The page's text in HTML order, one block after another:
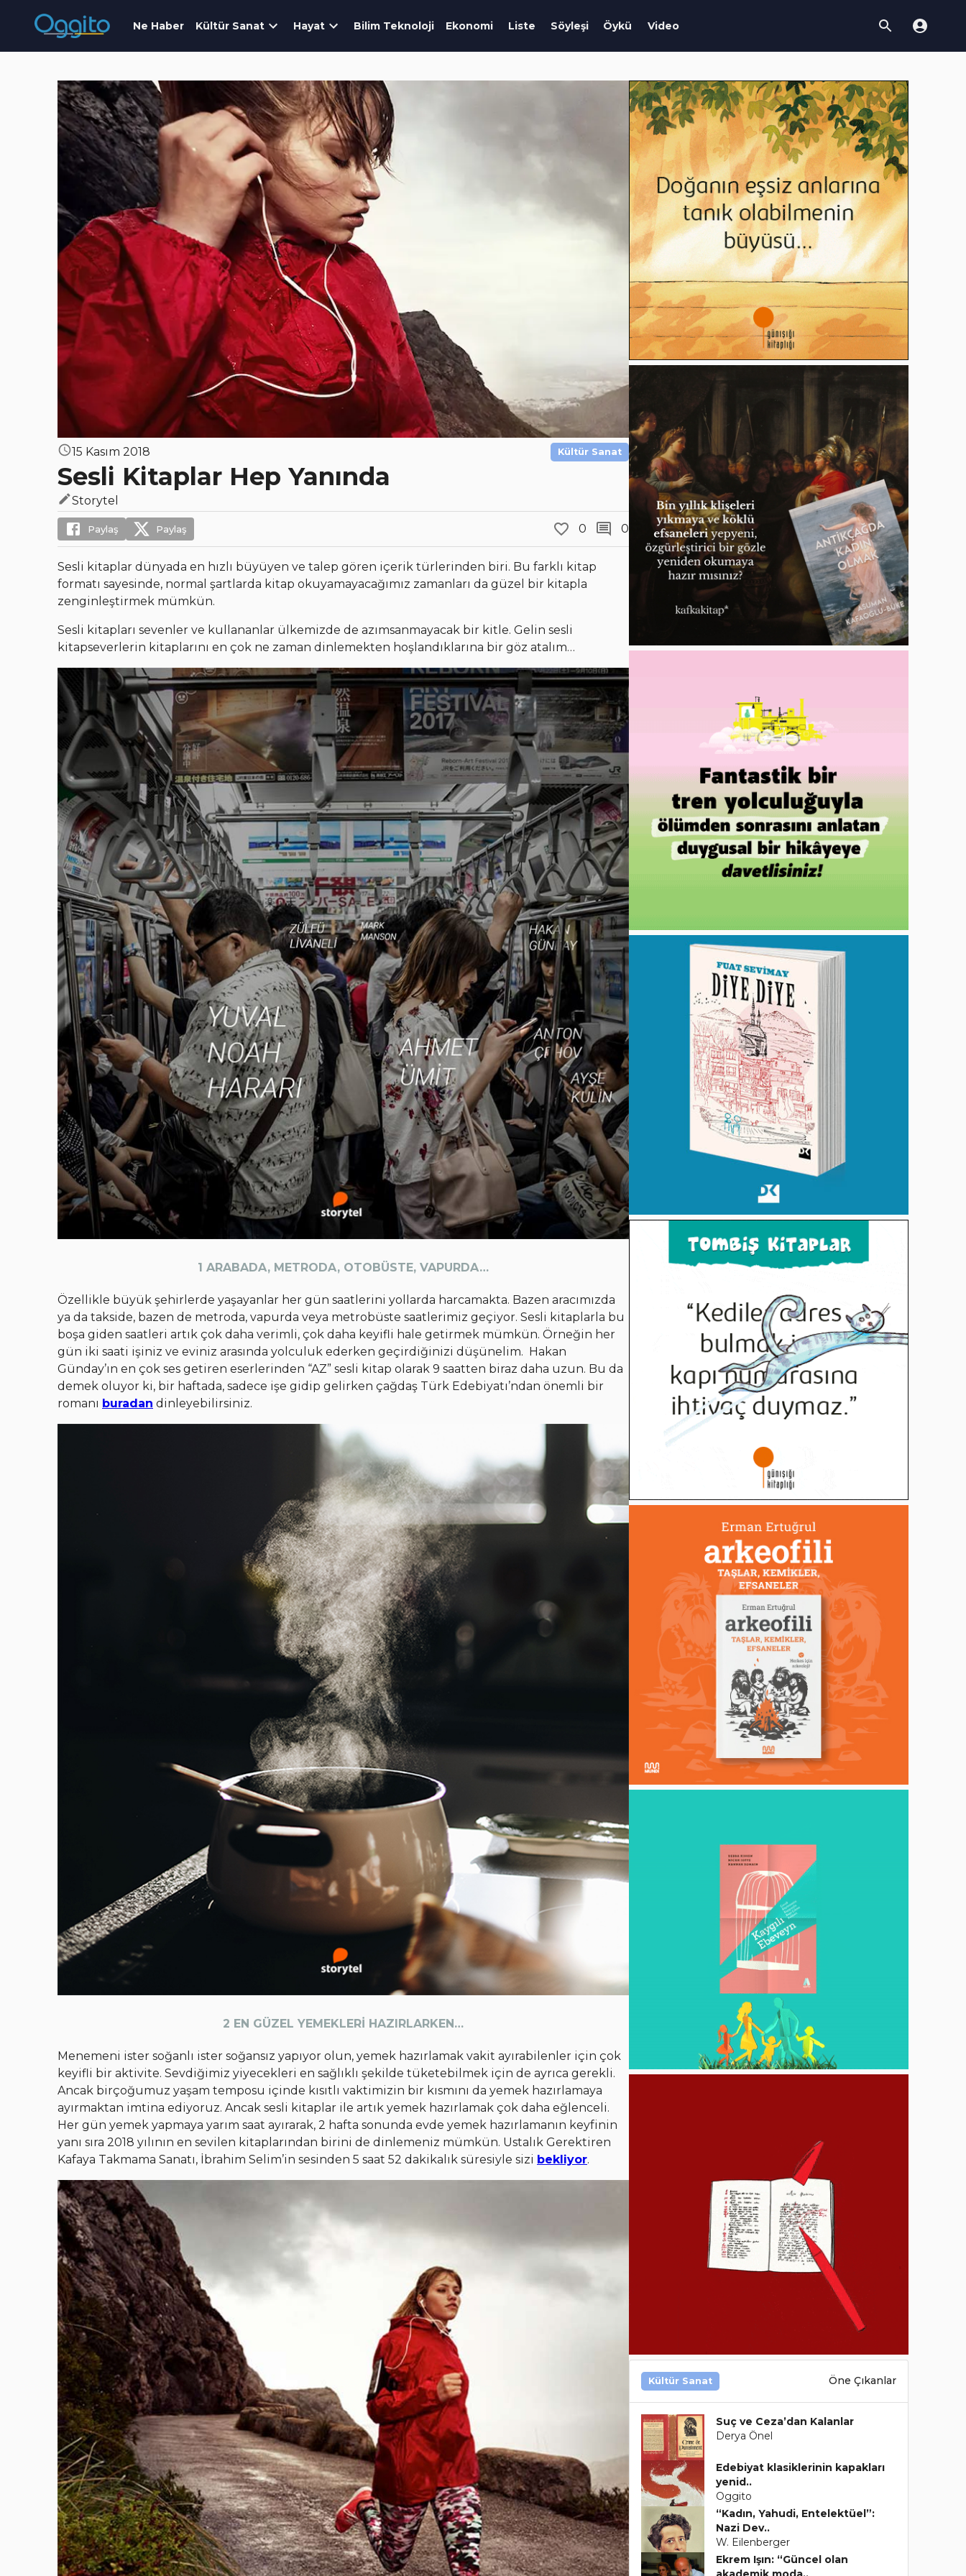
Ne Haber Kültür Sanat Hayat Bilim Teknoloji Ekonomi Liste Söyleşi Öykü Video
15 Kasım 2018 Kültür Sanat
Sesli Kitaplar Hep Yanında
Storytel
Paylaş Paylaş 0 0
Sesli kitaplar dünyada en hızlı büyüyen ve talep gören içerik türlerinden biri. Bu farklı kitap
formatı sayesinde, normal şartlarda kitap okuyamayacağımız zamanları da güzel bir kitapla
zenginleştirmek mümkün.
Sesli kitapları sevenler ve kullananlar ülkemizde de azımsanmayacak bir kitle. Gelin sesli
kitapseverlerin kitaplarını en çok ne zaman dinlemekten hoşlandıklarına bir göz atalım…
1 ARABADA, METRODA, OTOBÜSTE, VAPURDA…
Özellikle büyük şehirlerde yaşayanlar her gün saatlerini yollarda harcamakta. Bazen aracımızda
ya da takside, bazen de metroda, vapurda veya metrobüste saatlerimiz geçiyor. Sesli kitaplarla bu
boşa giden saatleri artık çok daha verimli, çok daha keyifli hale getirmek mümkün. Örneğin her
gün iki saati işiniz ve eviniz arasında yolculuk ederken geçirdiğinizi düşünelim. Hakan
Günday’ın en çok ses getiren eserlerinden “AZ” sesli kitap olarak 9 saatten biraz daha uzun. Bu da
demek oluyor ki, bir haftada, sadece işe gidip gelirken çağdaş Türk Edebiyatı’ndan önemli bir
romanı buradan dinleyebilirsiniz.
2 EN GÜZEL YEMEKLERİ HAZIRLARKEN…
Menemeni ister soğanlı ister soğansız yapıyor olun, yemek hazırlamak vakit ayırabilenler için çok
keyifli bir aktivite. Sevdiğimiz yiyecekleri en sağlıklı şekilde tüketebilmek için de ayrıca gerekli.
Ancak birçoğumuz yaşam temposu içinde kısıtlı vaktimizin bir kısmını da yemek hazırlamaya
ayırmaktan imtina ediyoruz. Ancak sesli kitaplar ile artık yemek hazırlamak çok daha eğlenceli.
Her gün yemek yapmaya yarım saat ayırarak, 2 hafta sonunda evde yemek hazırlamanın keyfinin
yanı sıra 2018 yılının en sevilen kitaplarından birini de dinlemeniz mümkün. Ustalık Gerektiren
Kafaya Takmama Sanatı, İbrahim Selim’in sesinden 5 saat 52 dakikalık süresiyle sizi bekliyor.
Kültür Sanat Öne Çıkanlar
Suç ve Ceza’dan Kalanlar
Derya Önel
Edebiyat klasiklerinin kapakları
yenid..
Oggito
“Kadın, Yahudi, Entelektüel”:
Nazi Dev..
W. Eilenberger
Ekrem Işın: “Güncel olan